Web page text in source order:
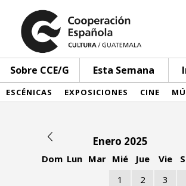
Sobre CCE/G Esta Semana
ESCÉNICAS EXPOSICIONES CINE
Enero 2025
Dom Lun Mar Mié Jue Vie
1
2 3